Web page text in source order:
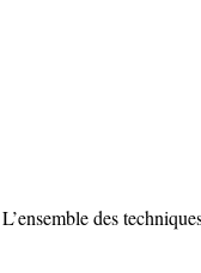
L’ensemble des